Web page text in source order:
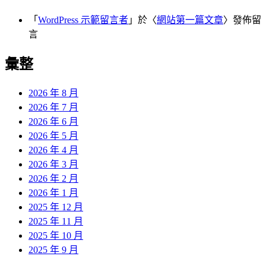
「 WordPress 示範留言者 」於〈網站第一篇文章〉發佈留
言
彙整
2026 年 8 月
2026 年 7 月
2026 年 6 月
2026 年 5 月
2026 年 4 月
2026 年 3 月
2026 年 2 月
2026 年 1 月
2025 年 12 月
2025 年 11 月
2025 年 10 月
2025 年 9 月